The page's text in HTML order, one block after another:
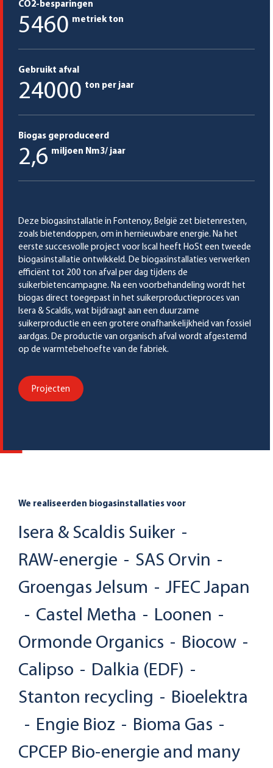
CO2-besparingen
5460 metriek ton
Gebruikt afval
24000 ton per jaar
Biogas geproduceerd
2,6 miljoen Nm3/ jaar
Deze biogasinstallatie in Fontenoy, België zet bietenresten,
zoals bietendoppen, om in hernieuwbare energie. Na het
eerste succesvolle project voor Iscal heeft HoSt een tweede
biogasinstallatie ontwikkeld. De biogasinstallaties verwerken
efficiënt tot 200 ton afval per dag tijdens de
suikerbietencampagne. Na een voorbehandeling wordt het
biogas direct toegepast in het suikerproductieproces van
Isera & Scaldis, wat bijdraagt aan een duurzame
suikerproductie en een grotere onafhankelijkheid van fossiel
aardgas. De productie van organisch afval wordt afgestemd
op de warmtebehoefte van de fabriek.
Projecten
We realiseerden biogasinstallaties voor
Isera & Scaldis Suiker -
RAW-energie - SAS Orvin -
Groengas Jelsum - JFEC Japan
- Castel Metha - Loonen -
Ormonde Organics - Biocow -
Calipso - Dalkia (EDF) -
Stanton recycling - Bioelektra
- Engie Bioz - Bioma Gas -
CPCEP Bio-energie and many